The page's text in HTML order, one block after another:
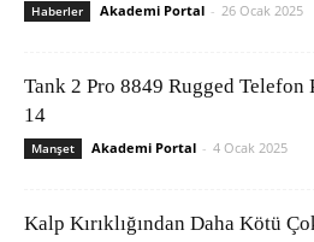
Haberler Akademi Portal - 26 Ocak 2025
Tank 2 Pro 8849 Rugged
14
Manşet Akademi Portal - 4 Ocak 2025
Kalp Kırıklığından Daha Kötü